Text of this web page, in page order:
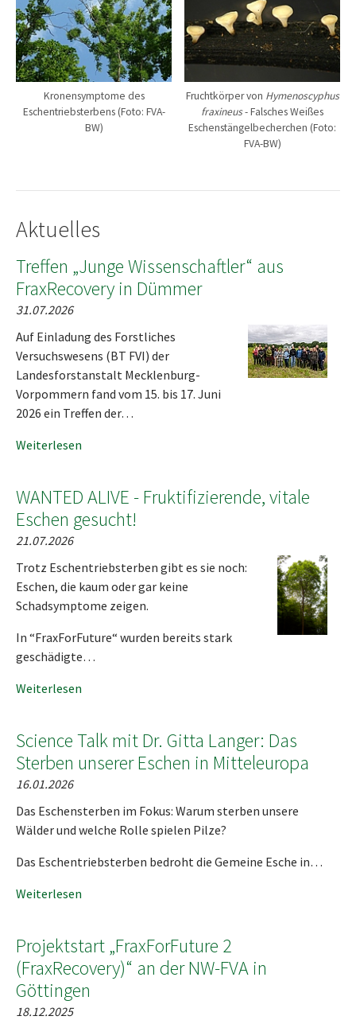
Kronensymptome des
Eschentriebsterbens (Foto: FVA-
BW)
Fruchtkörper von Hymenoscyphus
fraxineus- Falsches Weißes
Eschenstängelbecherchen (Foto:
FVA-BW)
Aktuelles
Treffen „Junge Wissenschaftler“ aus
FraxRecovery in Dümmer
31.07.2026
Auf Einladung des Forstliches
Versuchswesens (BT FVI) der
Landesforstanstalt Mecklenburg-
Vorpommern fand vom 15. bis 17. Juni
2026 ein Treffen der…
Weiterlesen
WANTED ALIVE - Fruktifizierende, vitale
Eschen gesucht!
21.07.2026
Trotz Eschentriebsterben gibt es sie noch:
Eschen, die kaum oder gar keine
Schadsymptome zeigen.
In “FraxForFuture“ wurden bereits stark
geschädigte…
Weiterlesen
Science Talk mit Dr. Gitta Langer: Das
Sterben unserer Eschen in Mitteleuropa
16.01.2026
Das Eschensterben im Fokus: Warum sterben unsere
Wälder und welche Rolle spielen Pilze?
Das Eschentriebsterben bedroht die Gemeine Esche in…
Weiterlesen
Projektstart „FraxForFuture 2
(FraxRecovery)“ an der NW-FVA in
Göttingen
18.12.2025